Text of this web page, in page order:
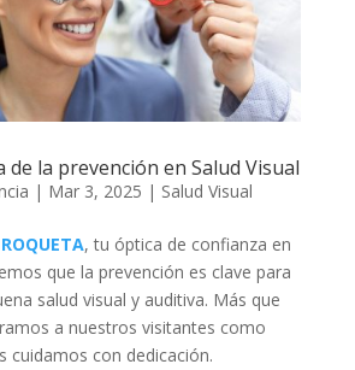
de la prevención en Salud Visual
| Mar 3, 2025 | Salud Visual
, tu óptica de confianza en
que la prevención es clave para
salud visual y auditiva. Más que
a nuestros visitantes como
cuidamos con dedicación.